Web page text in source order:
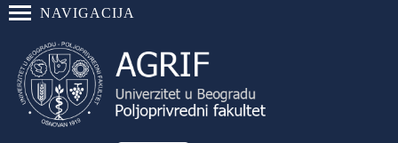
NAVIGACIJA